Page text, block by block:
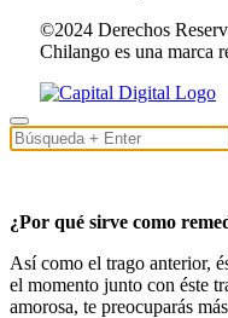
©2024 Derechos
Chilango es una marca
¿Por qué sirve como
Así como el trago anterior,
el momento junto con éste
amorosa, te preocuparás